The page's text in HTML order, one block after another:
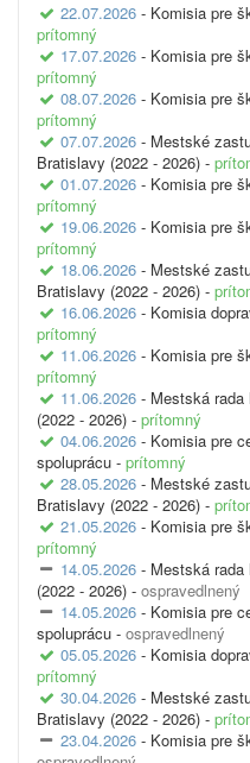
22.07.2026 - Komisia pre
prítomný
17.07.2026 - Komisia pre
prítomný
08.07.2026 - Komisia pre
prítomný
07.07.2026 - Mestské
Bratislavy (2022 - 2026) -
01.07.2026 - Komisia pre
prítomný
19.06.2026 - Komisia pre
prítomný
18.06.2026 - Mestské
Bratislavy (2022 - 2026) -
16.06.2026 - Komisia
prítomný
11.06.2026 - Komisia pre
prítomný
11.06.2026 - Mestská rada
(2022 - 2026) - prítomný
04.06.2026 - Komisia pre
spoluprácu - prítomný
28.05.2026 - Mestské
Bratislavy (2022 - 2026) -
21.05.2026 - Komisia pre
prítomný
14.05.2026 - Mestská rada
(2022 - 2026) - ospravedlnený
14.05.2026 - Komisia pre
spoluprácu - ospravedlnený
05.05.2026 - Komisia
prítomný
30.04.2026 - Mestské
Bratislavy (2022 - 2026) -
23.04.2026 - Komisia pre